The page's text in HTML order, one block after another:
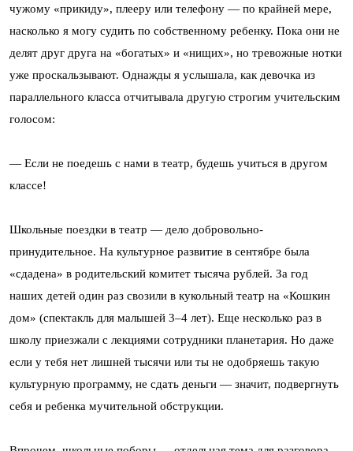
чужому «прикиду», плееру или телефону — по крайней мере,
насколько я могу судить по собственному ребенку. Пока они не
делят друг друга на «богатых» и «нищих», но тревожные нотки
уже проскальзывают. Однажды я услышала, как девочка из
параллельного класса отчитывала другую строгим учительским
голосом:
— Если не поедешь с нами в театр, будешь учиться в другом
классе!
Школьные поездки в театр — дело добровольно-
принудительное. На культурное развитие в сентябре была
«сдадена» в родительский комитет тысяча рублей. За год
наших детей один раз свозили в кукольный театр на «Кошкин
дом» (спектакль для малышей 3–4 лет). Еще несколько раз в
школу приезжали с лекциями сотрудники планетария. Но даже
если у тебя нет лишней тысячи или ты не одобряешь такую
культурную программу, не сдать деньги — значит, подвергнуть
себя и ребенка мучительной обструкции.